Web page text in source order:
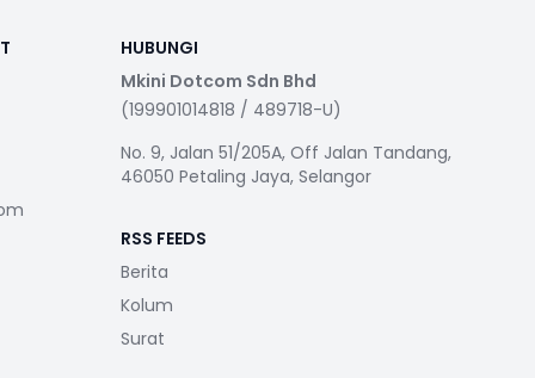
HUBUNGI
Mkini Dotcom Sdn Bhd
(199901014818 / 489718-U)
No. 9, Jalan 51/205A, Off Jalan Tandang,
46050 Petaling Jaya, Selangor
RSS FEEDS
Berita
Kolum
Surat